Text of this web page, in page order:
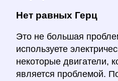
Нет равных Герц
Это не большая
используете
некоторые двигатели,
является проблемой.